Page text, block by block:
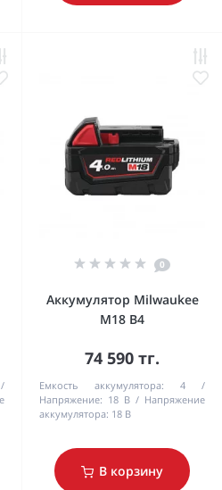
0
Аккумулятор Milwaukee
M18 B4
74 590 тг.
Емкость аккумулятора:
4
Напряжение: 18 В
Напряжение
аккумулятора: 18 В
В корзину